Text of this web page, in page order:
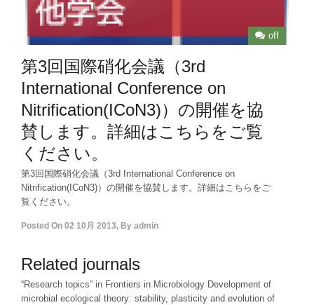
off
第3回国際硝化会議（3rd
International Conference on
Nitrification(ICoN3)）の開催を協
賛します。詳細はこちらをご覧
ください。
第3回国際硝化会議（3rd International Conference on
Nitrification(ICoN3)）の開催を協賛します。詳細はこちらをご
覧ください。
Posted On 02 10月 2013, By admin
Related journals
“Research topics” in Frontiers in Microbiology Development of
microbial ecological theory: stability, plasticity and evolution of